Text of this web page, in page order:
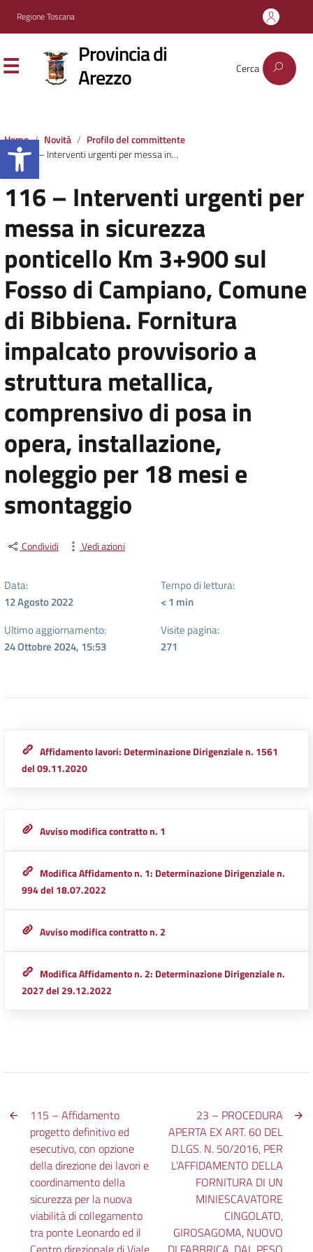
Apri la barra degli strumenti
Regione Toscana
Provincia di
Arezzo Cerca
Home Novità
Profilo del committente
116 – Interventi urgenti per messa in sicurezza ponticello Km 3+900 sul Fosso di Campiano, Comune di Bibbiena. Fornitura impalcato provvisorio a struttura metallica, comprensivo di posa in opera, installazione, noleggio per 18 mesi e smontaggio
116 – Interventi urgenti per
messa in sicurezza
ponticello Km 3+900 sul
Fosso di Campiano, Comune
di Bibbiena. Fornitura
impalcato provvisorio a
struttura metallica,
comprensivo di posa in
opera, installazione,
noleggio per 18 mesi e
smontaggio
Condividi Vedi azioni
Data:
12 Agosto 2022
Tempo di lettura:
< 1 min
Ultimo aggiornamento:
24 Ottobre 2024, 15:53
Visite pagina:
271
Affidamento lavori: Determinazione Dirigenziale n. 1561
del 09.11.2020
Avviso modifica contratto n. 1
Modifica Affidamento n. 1: Determinazione Dirigenziale n.
994 del 18.07.2022
Avviso modifica contratto n. 2
Modifica Affidamento n. 2: Determinazione Dirigenziale n.
2027 del 29.12.2022
115 – Affidamento
progetto definitivo ed
esecutivo, con opzione
della direzione dei lavori e
coordinamento della
sicurezza per la nuova
viabilità di collegamento
tra ponte Leonardo ed il
23 – PROCEDURA
APERTA EX ART. 60 DEL
D.LGS. N. 50/2016, PER
L’AFFIDAMENTO DELLA
FORNITURA DI UN
MINIESCAVATORE
CINGOLATO,
GIROSAGOMA, NUOVO